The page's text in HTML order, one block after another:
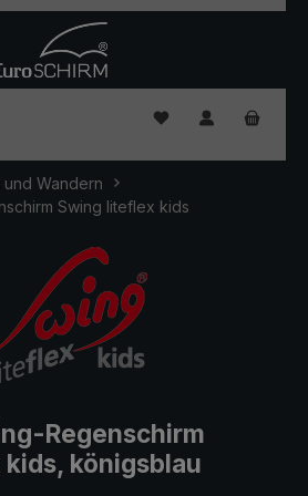
Du hast 0
Wandern
Swing liteflex kids
Regenschirm
königsblau